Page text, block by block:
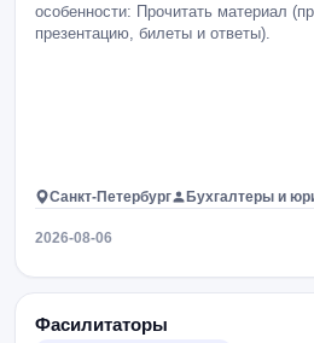
особенности: Прочитать материал
презентацию, билеты и ответы).
Санкт-Петербург Бухгалтеры и
2026-08-06
Фасилитаторы